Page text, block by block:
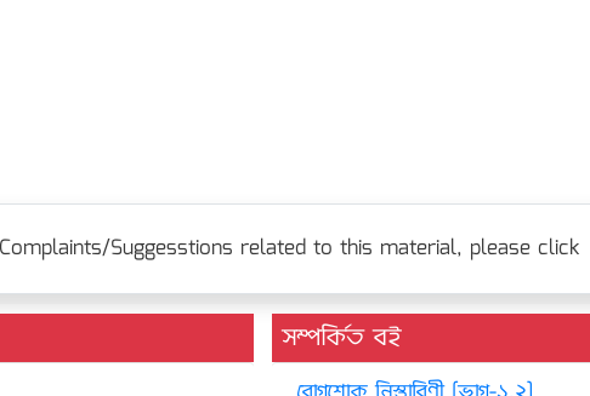
Suggesstions related to this material, please click
সম্পর্কিত বই